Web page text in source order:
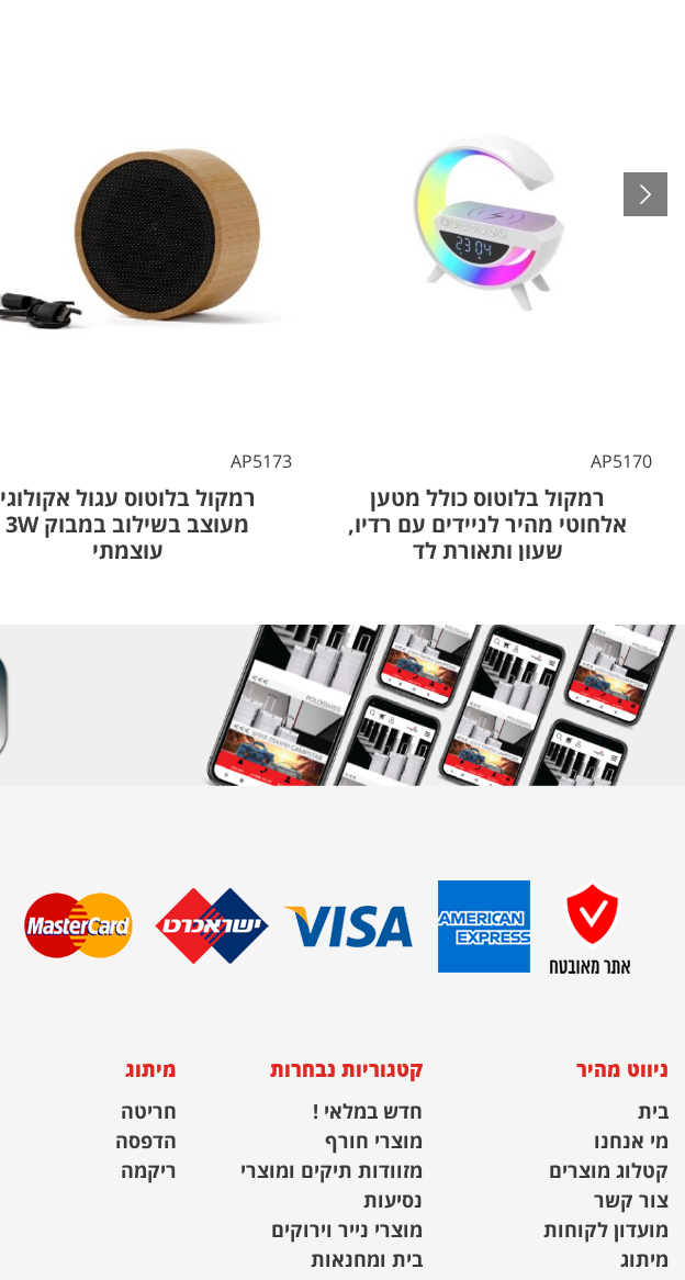
AP5170
רמקול בלוטוס כולל מטען
אלחוטי מהיר לניידים עם רדיו,
שעון ותאורת לד
AP5173
רמקול בלוטוס עגול אקולוגי
מעוצב בשילוב במבוק 3W
עוצמתי
ניווט מהיר
בית
מי אנחנו
קטלוג מוצרים
צור קשר
מועדון לקוחות
מיתוג
קטגוריות נבחרות
חדש במלאי !
מוצרי חורף
מזוודות תיקים ומוצרי
נסיעות
מוצרי נייר וירוקים
בית ומחנאות
מיתוג
חריטה
הדפסה
ריקמה